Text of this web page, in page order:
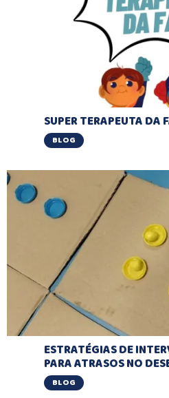
SUPER TERAPEUTA DA
BLOG
ESTRATÉGIAS DE
PARA ATRASOS NO
BLOG